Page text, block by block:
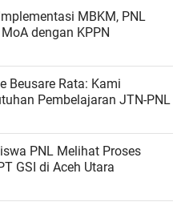
MBKM, PNL
dengan KPPN
Beusare Rata: Kami
Pembelajaran JTN-PNL
PNL Melihat Proses
GSI di Aceh Utara